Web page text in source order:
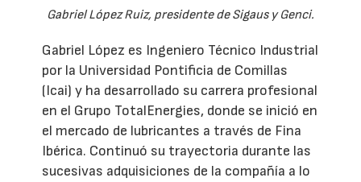
Gabriel López Ruiz, presidente de Sigaus y Genci.
Gabriel López es Ingeniero Técnico Industrial
por la Universidad Pontificia de Comillas
(Icai) y ha desarrollado su carrera profesional
en el Grupo TotalEnergies, donde se inició en
el mercado de lubricantes a través de Fina
Ibérica. Continuó su trayectoria durante las
sucesivas adquisiciones de la compañía a lo